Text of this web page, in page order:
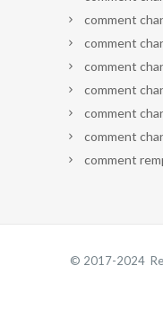
comment
comment
comment
comment
comment
comment
comment
© 2017-2024